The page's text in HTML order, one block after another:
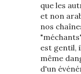
que les
et non
nos
est gentil,
même
d'un